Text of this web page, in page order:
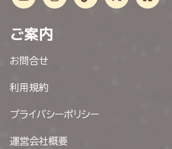
ご案内
お問合せ
利用規約
プライバシーポリシー
運営会社概要